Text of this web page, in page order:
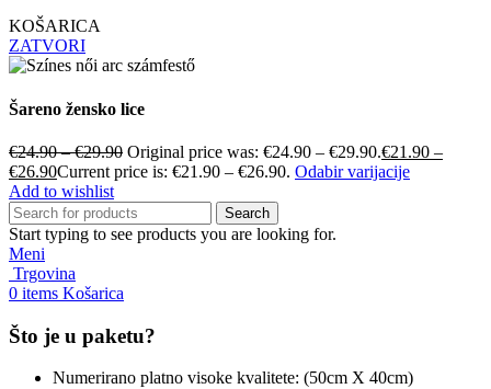
KOŠARICA
ZATVORI
Šareno žensko lice
€24.90–€29.90 Original price was: €24.90 – €29.90.€21.90 –
€26.90Current price is: €21.90 – €26.90. Odabir varijacije
Add to wishlist
Search
Start typing to see products you are looking for.
Meni
Trgovina
0 items Košarica
Što je u paketu?
Numerirano platno visoke kvalitete: (50cm X 40cm)